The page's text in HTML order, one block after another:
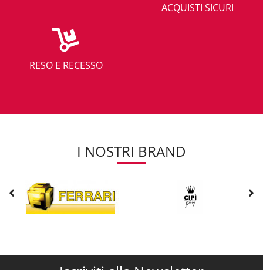
ACQUISTI SICURI
RESO E RECESSO
I NOSTRI BRAND